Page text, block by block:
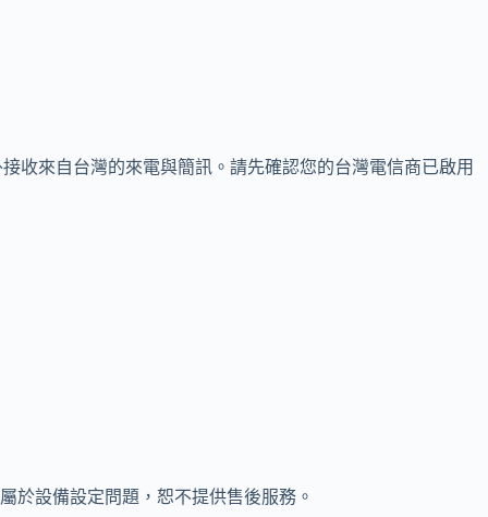
收來自台灣的來電與簡訊。請先確認您的台灣電信商已啟用
於設備設定問題，恕不提供售後服務。